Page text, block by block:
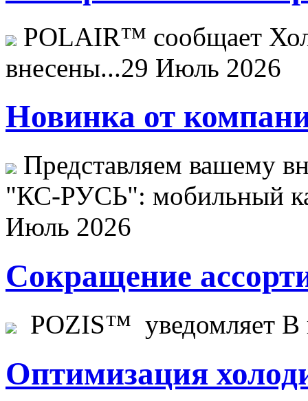
POLAIR™ сообщает
внесены...29 Июль 2026
Новинка от
Представляем вашему
"КС-РУСЬ": мобильный
Июль 2026
Сокращение
POZIS™ уведомляет В
Оптимизация